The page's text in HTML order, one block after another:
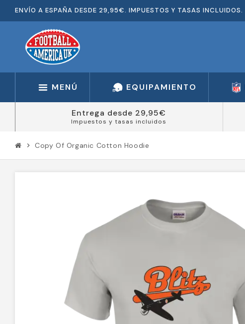
ENVÍO A ESPAÑA DESDE 29,95€. IMPUESTOS Y TASAS INCLUIDOS.
MENÚ EQUIPAMIENTO
Entrega desde 29,95€
Impuestos y tasas incluidos
chevron_right Copy Of Organic Cotton Hoodie